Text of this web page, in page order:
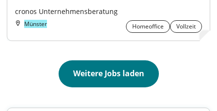
cronos Unternehmensberatung
Münster Homeoffice Vollzeit
Weitere Jobs laden